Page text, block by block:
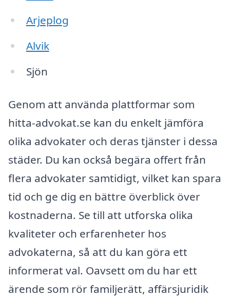
Arjeplog
Alvik
Sjön
Genom att använda plattformar som
hitta-advokat.se kan du enkelt jämföra
olika advokater och deras tjänster i dessa
städer. Du kan också begära offert från
flera advokater samtidigt, vilket kan spara
tid och ge dig en bättre överblick över
kostnaderna. Se till att utforska olika
kvaliteter och erfarenheter hos
advokaterna, så att du kan göra ett
informerat val. Oavsett om du har ett
ärende som rör familjerätt, affärsjuridik